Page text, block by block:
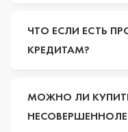
ЧТО ЕСЛИ ЕСТЬ
КРЕДИТАМ?
МОЖНО ЛИ